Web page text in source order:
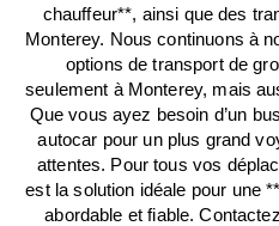
chauffeur**, ainsi que des
Monterey. Nous continuons à
options de transport de
seulement à Monterey, mais
Que vous ayez besoin d’un
autocar pour un plus grand
attentes. Pour tous vos
est la solution idéale pour une
abordable et fiable.